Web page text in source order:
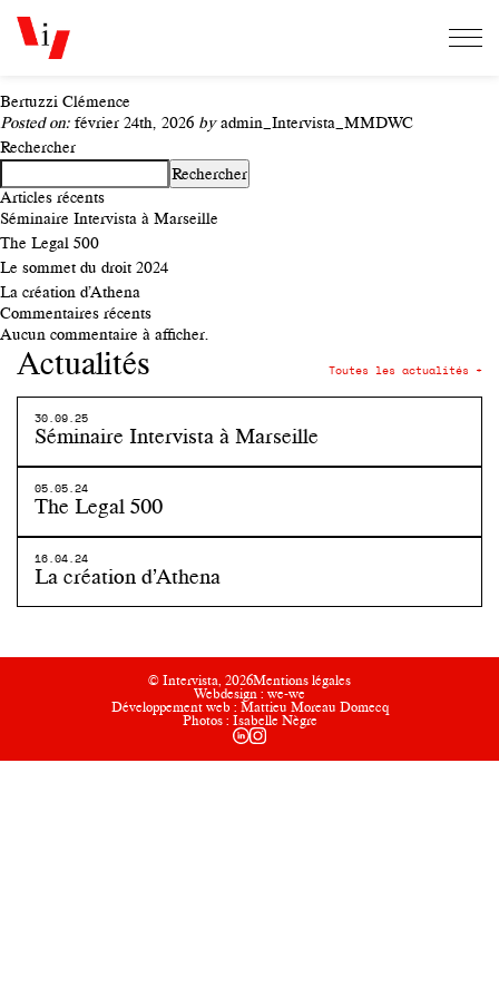
Bertuzzi Clémence
Posted on: février 24th, 2026 by admin_Intervista_MMDWC
Rechercher
Rechercher
Articles récents
Séminaire Intervista à Marseille
The Legal 500
Le sommet du droit 2024
La création d’Athena
Commentaires récents
Aucun commentaire à afficher.
Actualités Toutes les actualités +
30.09.25
Séminaire Intervista à Marseille
05.05.24
The Legal 500
16.04.24
La création d’Athena
© Intervista, 2026Mentions légales
Webdesign : we-we
Développement web : Mattieu Moreau Domecq
Photos : Isabelle Nègre